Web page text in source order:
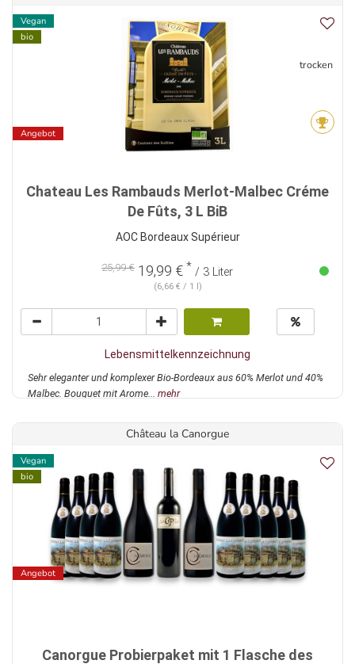
Vegan
bio
Angebot
trocken
Chateau Les Rambauds Merlot-Malbec Créme
De Fûts, 3 L BiB
AOC Bordeaux Supérieur
25,99 € 19,99 € * / 3 Liter
(6,66 € / 1 l)
Lebensmittelkennzeichnung
Sehr eleganter und komplexer Bio-Bordeaux aus 60% Merlot und 40%
Malbec. Bouquet mit Arome... mehr
Château la Canorgue
Vegan
bio
Angebot
Canorgue Probierpaket mit 1 Flasche des